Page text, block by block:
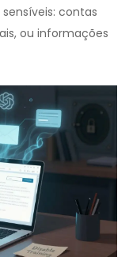
contas
ou informações